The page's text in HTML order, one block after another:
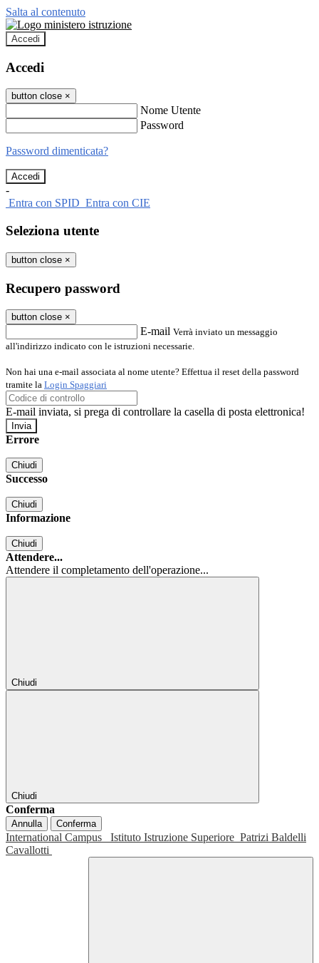
Salta al contenuto
Accedi
Accedi
button close ×
Nome Utente
Password
Password dimenticata?
-
Entra con SPID Entra con CIE
Seleziona utente
button close ×
Recupero password
button close ×
E-mail Verrà inviato un messaggio
all'indirizzo indicato con le istruzioni necessarie.
Non hai una e-mail associata al nome utente? Effettua il reset della password
tramite la Login Spaggiari
E-mail inviata, si prega di controllare la casella di posta elettronica!
Errore
Chiudi
Successo
Chiudi
Informazione
Chiudi
Attendere...
Attendere il completamento dell'operazione...
Chiudi
Chiudi
Conferma
Annulla Conferma
International Campus Istituto Istruzione Superiore Patrizi Baldelli
Cavallotti